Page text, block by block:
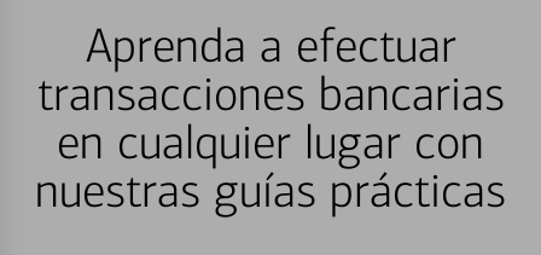
Aprenda a efectuar
transacciones bancarias
en cualquier lugar con
nuestras guías prácticas